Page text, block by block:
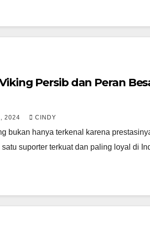
Persib dan Peran
2024 CINDY
bukan hanya terkenal karena
suporter terkuat dan paling loyal di